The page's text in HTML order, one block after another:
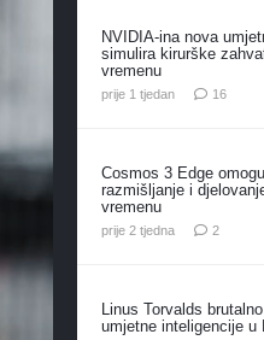
NVIDIA-ina nova
simulira kirurške
vremenu
prije 1 tjedan 16
Cosmos 3 Edge
razmišljanje i
vremenu
prije 2 tjedna 2
Linus Torvalds
umjetne inteligencije u